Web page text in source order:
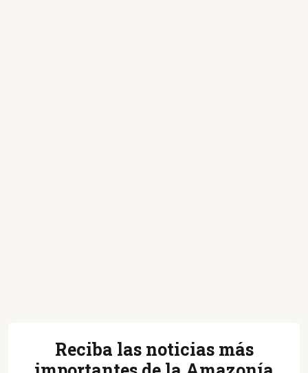
Reciba las noticias más